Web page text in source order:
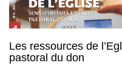
Les ressources de
pastoral du don